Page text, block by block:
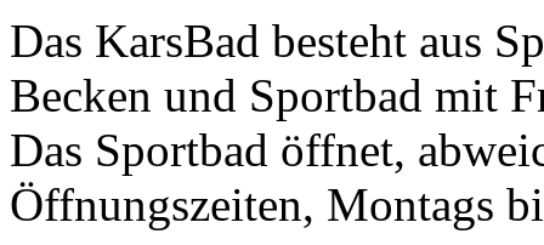
Das KarsBad besteht aus
Becken und Sportbad mit
Das Sportbad öffnet,
Öffnungszeiten, Montags